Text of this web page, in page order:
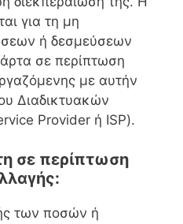
για τη μη
ή δεσμεύσεων
σε περίπτωση
με αυτήν
Διαδικτυακών
Provider ή ISP).
σε περίπτωση
των ποσών ή